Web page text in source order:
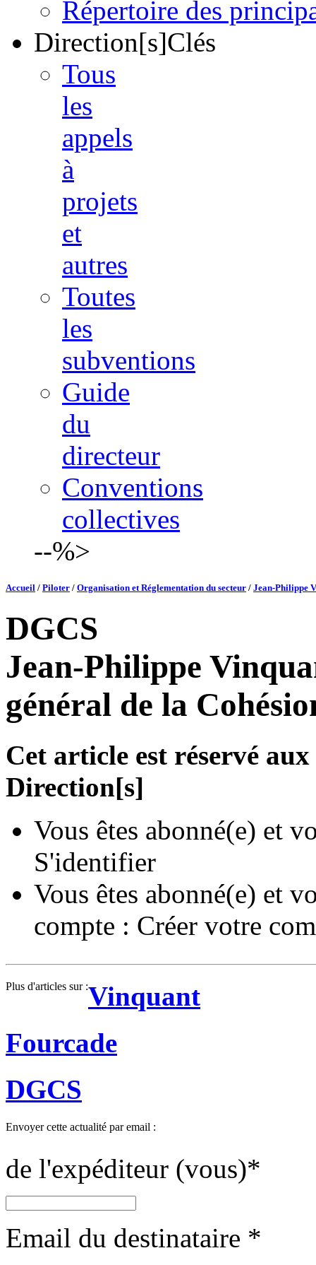
Répertoire des
Direction[s]Clés
Tous
les
appels
à
projets
et
autres
Toutes
les
subventions
Guide
du
directeur
Conventions
collectives
--%>
Accueil / Piloter / Organisation et Réglementation du secteur / Jean-Philippe
DGCS
Jean-Philippe
général de la
Cet article est réservé
Direction[s]
Vous êtes abonné(e) et
S'identifier
Vous êtes abonné(e) et
compte : Créer votre
Plus d'articles sur :Vinquant
Fourcade
DGCS
Envoyer cette actualité par email :
de l'expéditeur (vous)*
Email du destinataire *